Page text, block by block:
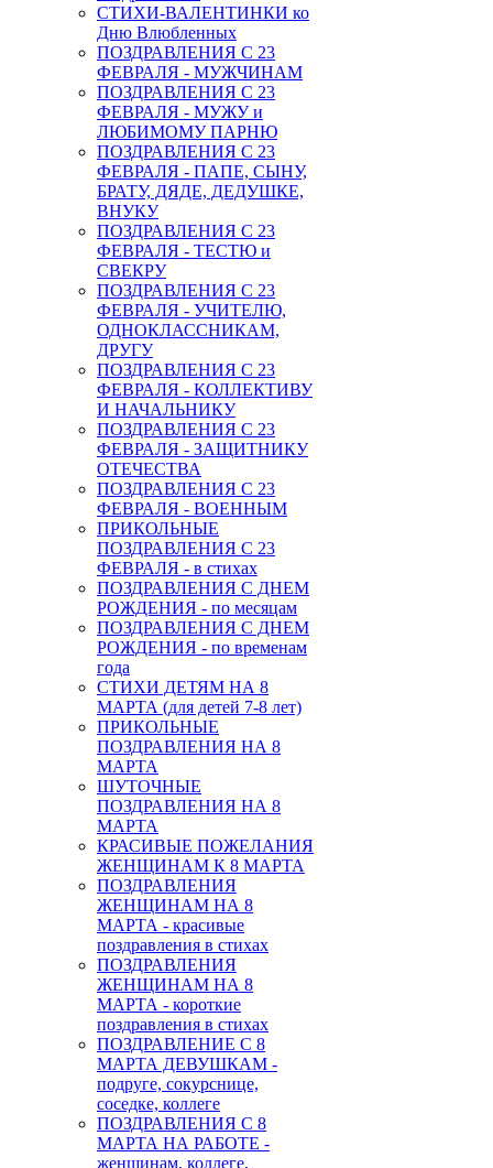
СТИХИ-ВАЛЕНТИНКИ ко
Дню Влюбленных
ПОЗДРАВЛЕНИЯ С 23
ФЕВРАЛЯ - МУЖЧИНАМ
ПОЗДРАВЛЕНИЯ С 23
ФЕВРАЛЯ - МУЖУ и
ЛЮБИМОМУ ПАРНЮ
ПОЗДРАВЛЕНИЯ С 23
ФЕВРАЛЯ - ПАПЕ, СЫНУ,
БРАТУ, ДЯДЕ, ДЕДУШКЕ,
ВНУКУ
ПОЗДРАВЛЕНИЯ С 23
ФЕВРАЛЯ - ТЕСТЮ и
СВЕКРУ
ПОЗДРАВЛЕНИЯ С 23
ФЕВРАЛЯ - УЧИТЕЛЮ,
ОДНОКЛАССНИКАМ,
ДРУГУ
ПОЗДРАВЛЕНИЯ С 23
ФЕВРАЛЯ - КОЛЛЕКТИВУ
И НАЧАЛЬНИКУ
ПОЗДРАВЛЕНИЯ С 23
ФЕВРАЛЯ - ЗАЩИТНИКУ
ОТЕЧЕСТВА
ПОЗДРАВЛЕНИЯ С 23
ФЕВРАЛЯ - ВОЕННЫМ
ПРИКОЛЬНЫЕ
ПОЗДРАВЛЕНИЯ С 23
ФЕВРАЛЯ - в стихах
ПОЗДРАВЛЕНИЯ С ДНЕМ
РОЖДЕНИЯ - по месяцам
ПОЗДРАВЛЕНИЯ С ДНЕМ
РОЖДЕНИЯ - по временам
года
СТИХИ ДЕТЯМ НА 8
МАРТА (для детей 7-8 лет)
ПРИКОЛЬНЫЕ
ПОЗДРАВЛЕНИЯ НА 8
МАРТА
ШУТОЧНЫЕ
ПОЗДРАВЛЕНИЯ НА 8
МАРТА
КРАСИВЫЕ ПОЖЕЛАНИЯ
ЖЕНЩИНАМ К 8 МАРТА
ПОЗДРАВЛЕНИЯ
ЖЕНЩИНАМ НА 8
МАРТА - красивые
поздравления в стихах
ПОЗДРАВЛЕНИЯ
ЖЕНЩИНАМ НА 8
МАРТА - короткие
поздравления в стихах
ПОЗДРАВЛЕНИЕ С 8
МАРТА ДЕВУШКАМ -
подруге, сокурснице,
соседке, коллеге
ПОЗДРАВЛЕНИЯ С 8
МАРТА НА РАБОТЕ -
женщинам, коллеге,